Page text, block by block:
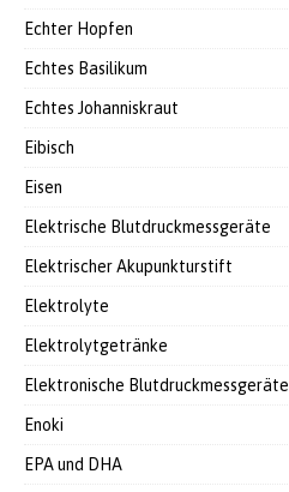
Echter Hopfen
Echtes Basilikum
Echtes Johanniskraut
Eibisch
Eisen
Elektrische Blutdruckmessgeräte
Elektrischer Akupunkturstift
Elektrolyte
Elektrolytgetränke
Elektronische Blutdruckmessgeräte
Enoki
EPA und DHA